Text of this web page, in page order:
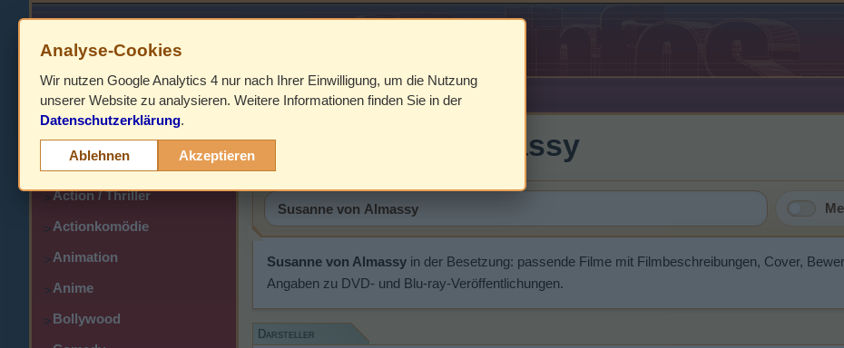
HOME
>
> Action
>Action / Thriller
>Actionkomödie
>Animation
>Anime
>Bollywood
Susanne von Almassy
Susanne von Almassy in der Besetzung: passende Filme mit Filmbeschreibungen, Cover,
Angaben zu DVD- und Blu-ray-Veröffentlichungen.
Darsteller
Analyse-Cookies
Wir nutzen Google Analytics 4 nur nach Ihrer Einwilligung, um die Nutzung
unserer Website zu analysieren. Weitere Informationen finden Sie in der
Datenschutzerklärung.
Ablehnen Akzeptieren